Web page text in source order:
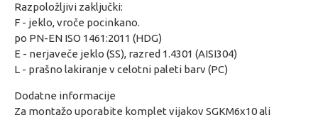
Razpoložljivi zaključki:
F - jeklo, vroče pocinkano.
po PN-EN ISO 1461:2011 (HDG)
E - nerjaveče jeklo (SS), razred 1.4301 (AISI304)
L - prašno lakiranje v celotni paleti barv (PC)
Dodatne informacije
Za montažo uporabite komplet vijakov SGKM6x10 ali